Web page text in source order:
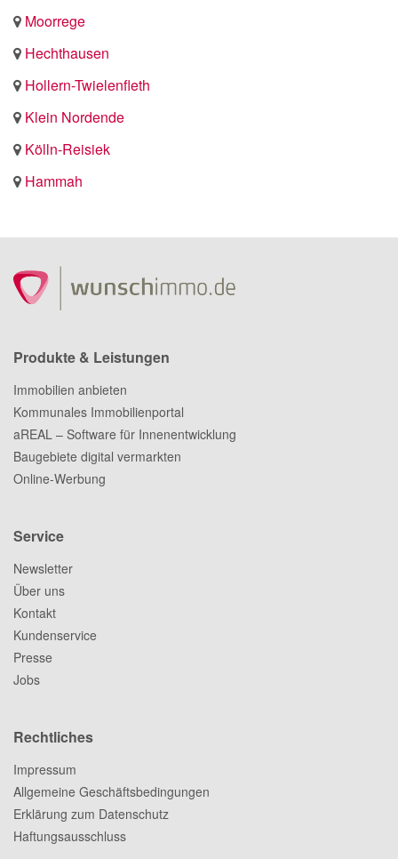
Moorrege
Hechthausen
Hollern-Twielenfleth
Klein Nordende
Kölln-Reisiek
Hammah
Produkte & Leistungen
Immobilien anbieten
Kommunales Immobilienportal
aREAL – Software für Innenentwicklung
Baugebiete digital vermarkten
Online-Werbung
Service
Newsletter
Über uns
Kontakt
Kundenservice
Presse
Jobs
Rechtliches
Impressum
Allgemeine Geschäftsbedingungen
Erklärung zum Datenschutz
Haftungsausschluss